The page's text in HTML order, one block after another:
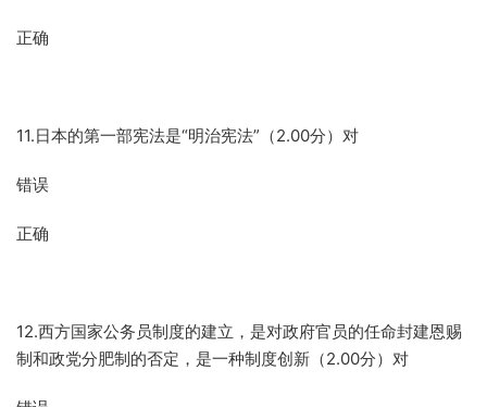
正确
11.日本的第一部宪法是“明治宪法”（2.00分）对
错误
正确
12.西方国家公务员制度的建立，是对政府官员的任命封建恩赐
制和政党分肥制的否定，是一种制度创新（2.00分）对